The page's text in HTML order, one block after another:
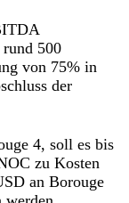
500
von 75% in
der
4, soll es bis
zu Kosten
an Borouge